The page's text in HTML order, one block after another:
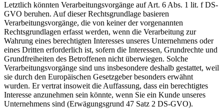
Letztlich könnten Verarbeitungsvorgänge auf Art. 6 Abs. 1 lit. f DS-
GVO beruhen. Auf dieser Rechtsgrundlage basieren
Verarbeitungsvorgänge, die von keiner der vorgenannten
Rechtsgrundlagen erfasst werden, wenn die Verarbeitung zur
Wahrung eines berechtigten Interesses unseres Unternehmens oder
eines Dritten erforderlich ist, sofern die Interessen, Grundrechte und
Grundfreiheiten des Betroffenen nicht überwiegen. Solche
Verarbeitungsvorgänge sind uns insbesondere deshalb gestattet, weil
sie durch den Europäischen Gesetzgeber besonders erwähnt
wurden. Er vertrat insoweit die Auffassung, dass ein berechtigtes
Interesse anzunehmen sein könnte, wenn Sie ein Kunde unseres
Unternehmens sind (Erwägungsgrund 47 Satz 2 DS-GVO).